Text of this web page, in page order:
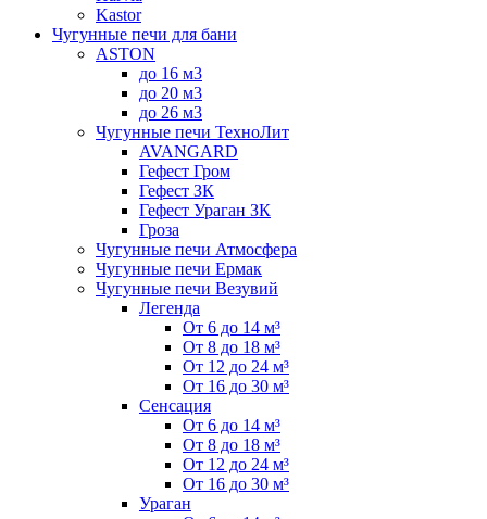
Kastor
Чугунные печи для бани
ASTON
до 16 м3
до 20 м3
до 26 м3
Чугунные печи ТехноЛит
AVANGARD
Гефест Гром
Гефест ЗК
Гефест Ураган ЗК
Гроза
Чугунные печи Атмосфера
Чугунные печи Ермак
Чугунные печи Везувий
Легенда
От 6 до 14 м³
От 8 до 18 м³
От 12 до 24 м³
От 16 до 30 м³
Сенсация
От 6 до 14 м³
От 8 до 18 м³
От 12 до 24 м³
От 16 до 30 м³
Ураган